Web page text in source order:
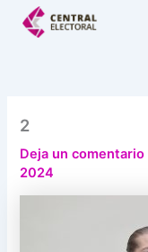
2
Deja un comentario
2024